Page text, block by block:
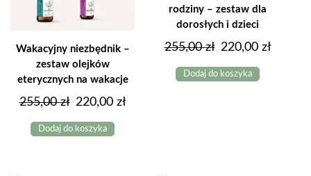
Wakacyjny niezbędnik –
zestaw olejków
eterycznych na wakacje
255,00zł Pierwotna
cena
wynosiła:
220,00 złAktualna
Dodaj do koszyka
rodziny – zestaw dla
dorosłych i dzieci
255,00zł Pierwotna
cena
wynosiła:
220,00 zł
Dodaj do koszyka